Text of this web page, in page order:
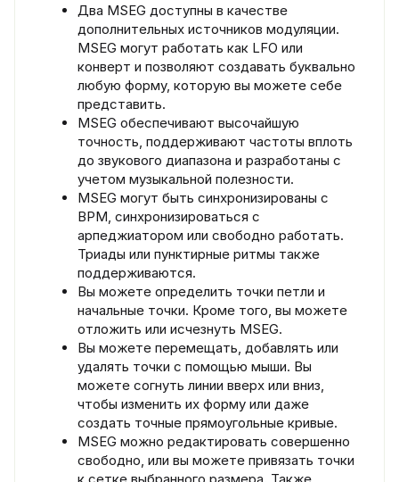
Два MSEG доступны в качестве
дополнительных источников модуляции.
MSEG могут работать как LFO или
конверт и позволяют создавать буквально
любую форму, которую вы можете себе
представить.
MSEG обеспечивают высочайшую
точность, поддерживают частоты вплоть
до звукового диапазона и разработаны с
учетом музыкальной полезности.
MSEG могут быть синхронизированы с
BPM, синхронизироваться с
арпеджиатором или свободно работать.
Триады или пунктирные ритмы также
поддерживаются.
Вы можете определить точки петли и
начальные точки. Кроме того, вы можете
отложить или исчезнуть MSEG.
Вы можете перемещать, добавлять или
удалять точки с помощью мыши. Вы
можете согнуть линии вверх или вниз,
чтобы изменить их форму или даже
создать точные прямоугольные кривые.
MSEG можно редактировать совершенно
свободно, или вы можете привязать точки